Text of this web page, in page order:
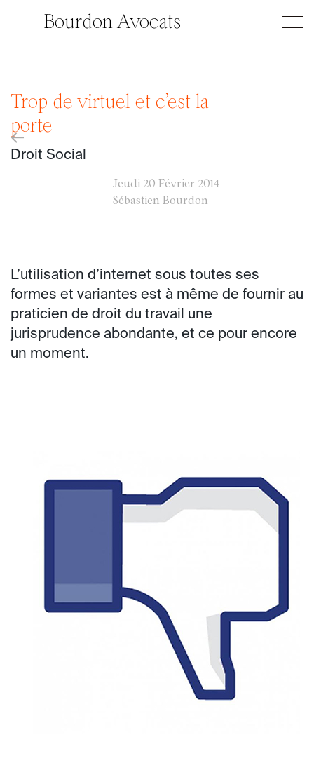
Bourdon Avocats
Trop de virtuel et c’est la
porte
Droit Social
Jeudi 20 Février 2014
Sébastien Bourdon
L’utilisation d’internet sous toutes ses
formes et variantes est à même de fournir au
praticien de droit du travail une
jurisprudence abondante, et ce pour encore
un moment.
←